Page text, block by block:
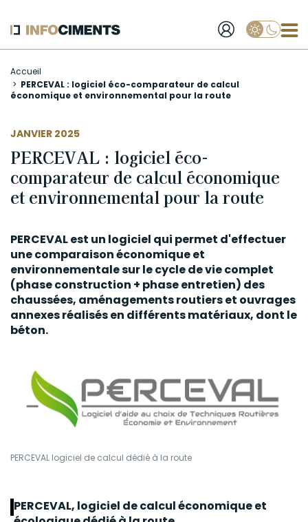
au
contenu
Accueil
PERCEVAL : logiciel éco-comparateur de calcul
économique et environnemental pour la route
JANVIER 2025
PERCEVAL : logiciel éco-
comparateur de calcul économique
et environnemental pour la route
PERCEVAL est un logiciel qui permet d'effectuer
une comparaison économique et
environnementale sur lecycle de viecomplet
(phase construction + phase entretien) des
chaussées, aménagements routiers et ouvrages
annexes réalisés en différents matériaux, dont le
béton.
PERCEVAL logiciel de calcul dédié à la route
PERCEVAL, logiciel de calcul économique et